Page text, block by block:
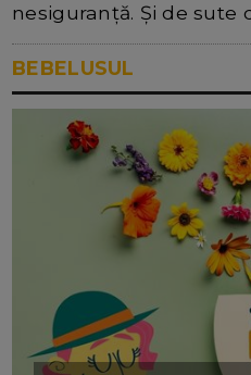
nesiguranță. Și de sute
BEBELUSUL